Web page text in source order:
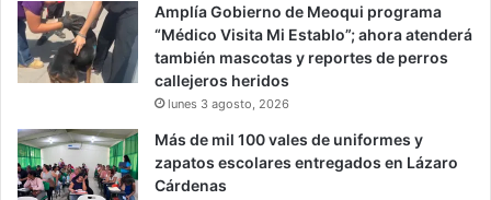
Amplía Gobierno de Meoqui programa
“Médico Visita Mi Establo”; ahora atenderá
también mascotas y reportes de perros
callejeros heridos
lunes 3 agosto, 2026
Más de mil 100 vales de uniformes y
zapatos escolares entregados en Lázaro
Cárdenas